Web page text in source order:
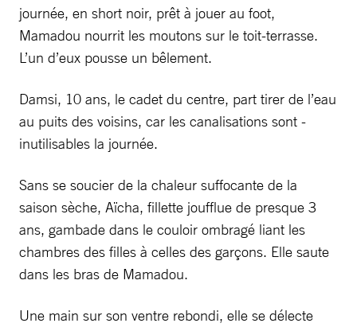
journée, en short noir, prêt à jouer au foot,
Mamadou nourrit les moutons sur le toit-terrasse.
L’un d’eux pousse un bêlement.
Damsi, 10 ans, le cadet du centre, part tirer de l’eau
au puits des voisins, car les canalisations sont ­
inutilisables la journée.
Sans se soucier de la chaleur suffocante de la
saison sèche, Aïcha, fillette joufflue de presque 3
ans, gambade dans le couloir ombragé liant les
chambres des filles à celles des garçons. Elle saute
dans les bras de Mamadou.
Une main sur son ventre rebondi, elle se délecte